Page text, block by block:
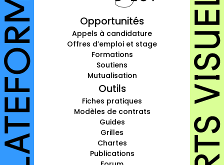
autres annuaires
à propos
contact
Connexion
Inscription
Opportunités
Appels à candidature
Offres d’emploi et stage
Formations
Soutiens
Mutualisation
Outils
Fiches pratiques
Modèles de contrats
Guides
Grilles
Chartes
Publications